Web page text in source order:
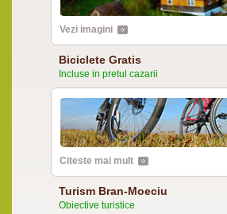
Vezi imagini
Biciclete Gratis
Incluse in pretul cazarii
Citeste mai mult
Turism Bran-Moeciu
Obiective turistice